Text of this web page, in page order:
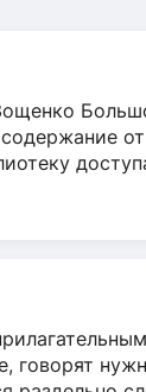
говорят